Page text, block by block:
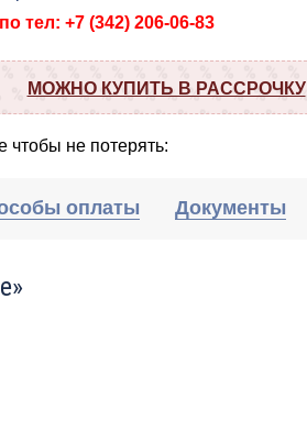
тел: +7 (342) 206-06-83
МОЖНО КУПИТЬ В РАССРОЧКУ
чтобы не потерять:
оплаты Документы